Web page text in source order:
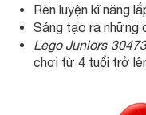
Rèn luyện kĩ năng
Sáng tạo ra những
Lego Juniors
chơi từ 4 tuổi trở